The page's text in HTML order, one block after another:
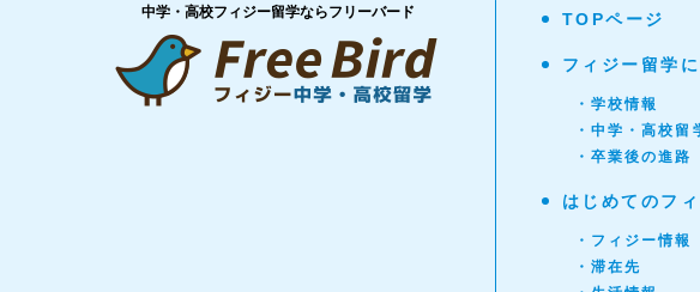
中学・高校フィジー留学ならフリーバード TOPページ
フィジー留学
・学校情報
・中学・高校留
・卒業後の進路
はじめてのフ
・フィジー情報
・滞在先